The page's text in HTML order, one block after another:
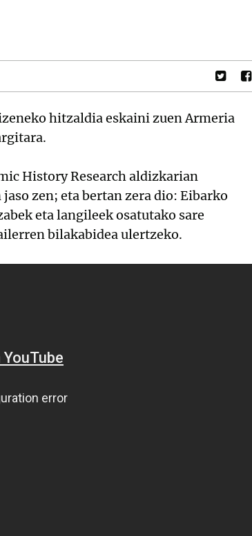
hitzaldia eskaini zuen Armeria
History Research aldizkarian
zen; eta bertan zera dio: Eibarko
eta langileek osatutako sare
bilakabidea ulertzeko.